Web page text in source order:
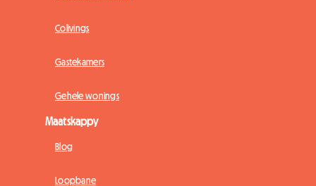
Colivings
Gastekamers
Gehele wonings
Maatskappy
Blog
Loopbane